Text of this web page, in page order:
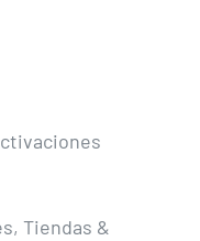
Tiendas &